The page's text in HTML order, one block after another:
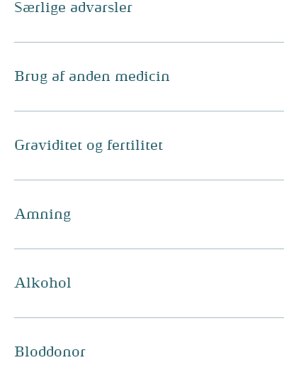
Særlige advarsler
Brug af anden medicin
Graviditet og fertilitet
Amning
Alkohol
Bloddonor